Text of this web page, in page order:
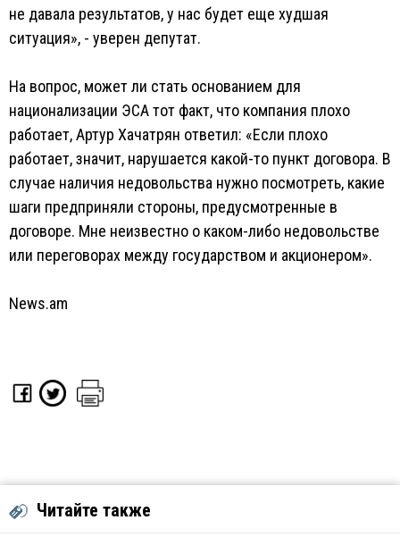
не давала результатов, у нас будет еще худшая
ситуация», - уверен депутат.
На вопрос, может ли стать основанием для
национализации ЭСА тот факт, что компания плохо
работает, Артур Хачатрян ответил: «Если плохо
работает, значит, нарушается какой-то пункт договора. В
случае наличия недовольства нужно посмотреть, какие
шаги предприняли стороны, предусмотренные в
договоре. Мне неизвестно о каком-либо недовольстве
или переговорах между государством и акционером».
News.am
Читайте также